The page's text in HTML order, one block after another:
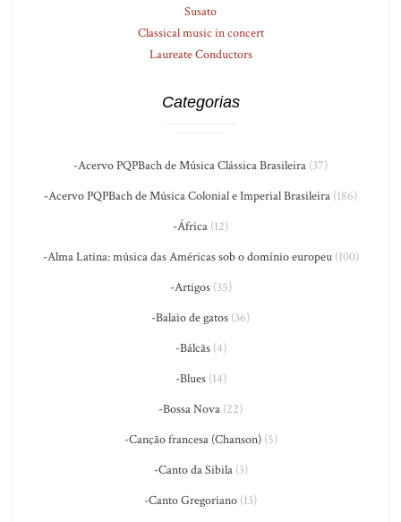
Susato
Classical music in concert
Laureate Conductors
Categorias
-Acervo PQPBach de Música Clássica Brasileira (37)
-Acervo PQPBach de Música Colonial e Imperial Brasileira (186)
-África (12)
-Alma Latina: música das Américas sob o domínio europeu(100)
-Artigos(35)
-Balaio de gatos (36)
-Bálcãs(4)
-Blues(14)
-Bossa Nova (22)
-Canção francesa (Chanson)(5)
-Canto da Sibila(3)
-Canto Gregoriano (13)